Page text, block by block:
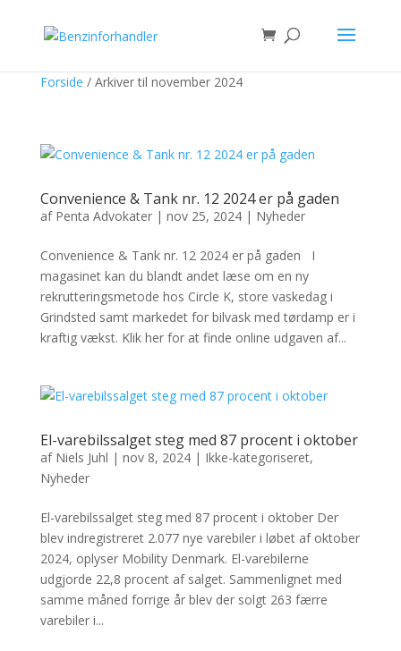
Forside / Arkiver til november 2024
Convenience & Tank nr. 12 2024 er på gaden
af Penta Advokater| nov 25, 2024| Nyheder
Convenience & Tank nr. 12 2024 er på gaden I
magasinet kan du blandt andet læse om en ny
rekrutteringsmetode hos Circle K, store vaskedag i
Grindsted samt markedet for bilvask med tørdamp er i
kraftig vækst. Klik her for at finde online udgaven af...
El-varebilssalget steg med 87 procent i oktober
af Niels Juhl | nov 8, 2024| Ikke-kategoriseret,
Nyheder
El-varebilssalget steg med 87 procent i oktober Der
blev indregistreret 2.077 nye varebiler i løbet af oktober
2024, oplyser Mobility Denmark. El-varebilerne
udgjorde 22,8 procent af salget. Sammenlignet med
samme måned forrige år blev der solgt 263 færre
varebiler i...